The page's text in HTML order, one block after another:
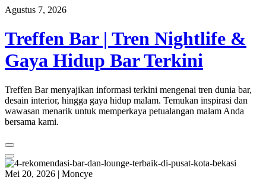
Skip
content
Agustus 7, 2026
Treffen Bar | Tren Nightlife &
Gaya Hidup Bar Terkini
Treffen Bar menyajikan informasi terkini mengenai tren dunia bar,
desain interior, hingga gaya hidup malam. Temukan inspirasi dan
wawasan menarik untuk memperkaya petualangan malam Anda
bersama kami.
Mei 20, 2026 | Moncye